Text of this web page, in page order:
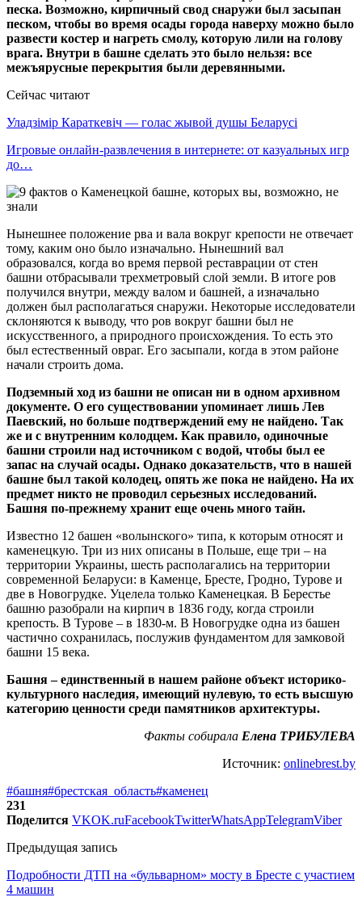
песка. Возможно, кирпичный свод снаружи был засыпан
песком, чтобы во время осады города наверху можно было
развести костер и нагреть смолу, которую лили на голову
врага. Внутри в башне сделать это было нельзя: все
межъярусные перекрытия были деревянными.
Сейчас читают
Уладзімір Караткевіч — голас жывой душы Беларусі
Игровые онлайн-развлечения в интернете: от казуальных игр
до…
Нынешнее положение рва и вала вокруг крепости не отвечает
тому, каким оно было изначально. Нынешний вал
образовался, когда во время первой реставрации от стен
башни отбрасывали трехметровый слой земли. В итоге ров
получился внутри, между валом и башней, а изначально
должен был располагаться снаружи. Некоторые исследователи
склоняются к выводу, что ров вокруг башни был не
искусственного, а природного происхождения. То есть это
был естественный овраг. Его засыпали, когда в этом районе
начали строить дома.
Подземный ход из башни не описан ни в одном архивном
документе. О его существовании упоминает лишь Лев
Паевский, но больше подтверждений ему не найдено. Так
же и с внутренним колодцем. Как правило, одиночные
башни строили над источником с водой, чтобы был ее
запас на случай осады. Однако доказательств, что в нашей
башне был такой колодец, опять же пока не найдено. На их
предмет никто не проводил серьезных исследований.
Башня по-прежнему хранит еще очень много тайн.
Известно 12 башен «волынского» типа, к которым относят и
каменецкую. Три из них описаны в Польше, еще три – на
территории Украины, шесть располагались на территории
современной Беларуси: в Каменце, Бресте, Гродно, Турове и
две в Новогрудке. Уцелела только Каменецкая. В Берестье
башню разобрали на кирпич в 1836 году, когда строили
крепость. В Турове – в 1830-м. В Новогрудке одна из башен
частично сохранилась, послужив фундаментом для замковой
башни 15 века.
Башня – единственный в нашем районе объект историко-
культурного наследия, имеющий нулевую, то есть высшую
категорию ценности среди памятников архитектуры.
Факты собирала Елена ТРИБУЛЕВА
Источник: onlinebrest.by
#башня#брестская_область#каменец
231
Поделится VKOK.ruFacebookTwitterWhatsAppTelegramViber
Предыдущая запись
Подробности ДТП на «бульварном» мосту в Бресте с участием
4 машин